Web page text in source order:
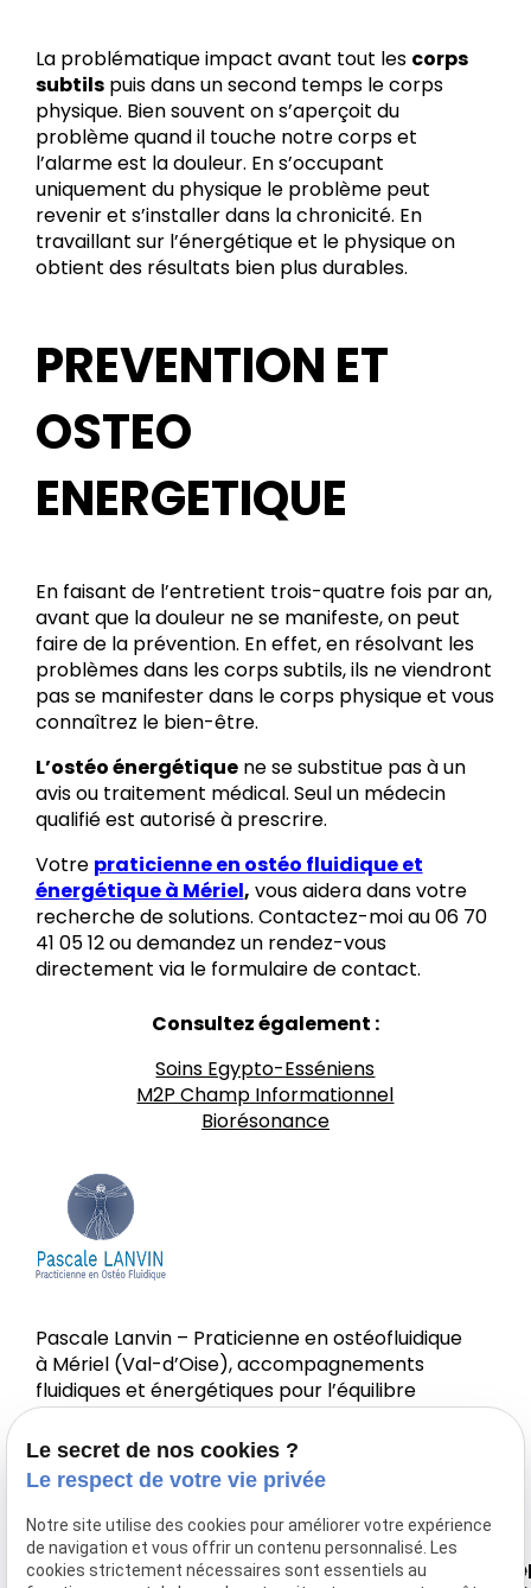
La problématique impact avant tout les corps
subtils puis dans un second temps le corps
physique. Bien souvent on s’aperçoit du
problème quand il touche notre corps et
l’alarme est la douleur. En s’occupant
uniquement du physique le problème peut
revenir et s’installer dans la chronicité. En
travaillant sur l’énergétique et le physique on
obtient des résultats bien plus durables.
PREVENTION ET
OSTEO
ENERGETIQUE
En faisant de l’entretient trois-quatre fois par an,
avant que la douleur ne se manifeste, on peut
faire de la prévention. En effet, en résolvant les
problèmes dans les corps subtils, ils ne viendront
pas se manifester dans le corps physique et vous
connaîtrez le bien-être.
L’ostéo énergétiquene se substitue pas à un
avis ou traitement médical. Seul un médecin
qualifié est autorisé à prescrire.
Votre praticienne en ostéo fluidique et
énergétique à Mériel, vous aidera dans votre
recherche de solutions. Contactez-moi au 06 70
41 05 12 ou demandez un rendez-vous
directement via le formulaire de contact.
Consultez également :
Soins Egypto-Esséniens
M2P Champ Informationnel
Biorésonance
Pascale Lanvin – Praticienne en ostéofluidique
à Mériel (Val-d’Oise), accompagnements
fluidiques et énergétiques pour l’équilibre
corps-esprit.
Nous
Horaire Navigation
Le secret de nos cookies ?
Le respect de votre vie privée
Notre site utilise des cookies pour améliorer votre expérience
de navigation et vous offrir un contenu personnalisé. Les
cookies strictement nécessaires sont essentiels au